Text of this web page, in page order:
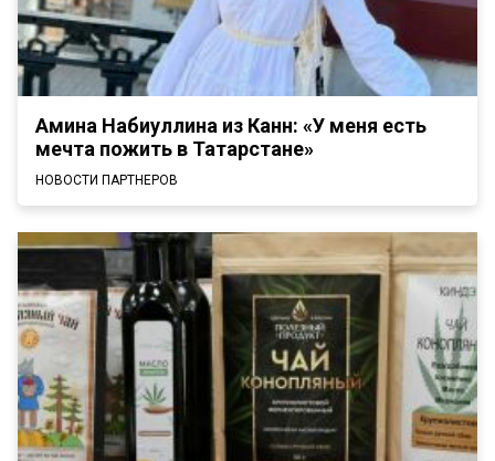
Амина Набиуллина из Канн: «У меня есть
мечта пожить в Татарстане»
НОВОСТИ ПАРТНЕРОВ